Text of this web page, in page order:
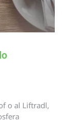
o al Liftradl,